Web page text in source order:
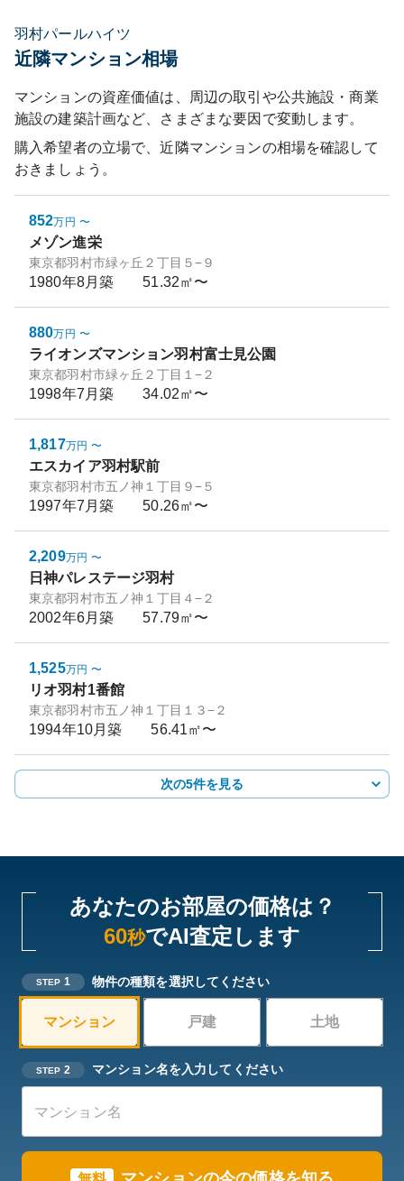
羽村パールハイツ
近隣マンション相場
マンションの資産価値は、周辺の取引や公共施設・商業
施設の建築計画など、さまざまな要因で変動します。
購入希望者の立場で、近隣マンションの相場を確認して
おきましょう。
852万円 〜
メゾン進栄
東京都羽村市緑ヶ丘２丁目５−９
1980年8月築 51.32㎡〜
880万円 〜
ライオンズマンション羽村富士見公園
東京都羽村市緑ヶ丘２丁目１−２
1998年7月築 34.02㎡〜
1,817万円 〜
エスカイア羽村駅前
東京都羽村市五ノ神１丁目９−５
1997年7月築 50.26㎡〜
2,209万円 〜
日神パレステージ羽村
東京都羽村市五ノ神１丁目４−２
2002年6月築 57.79㎡〜
1,525万円 〜
リオ羽村1番館
東京都羽村市五ノ神１丁目１３−２
1994年10月築 56.41㎡〜
次の5件を見る
あなたのお部屋の価格は？
60秒でAI査定します
STEP 1 物件の種類を選択してください
マンション 戸建 土地
STEP 2 マンション名を入力してください